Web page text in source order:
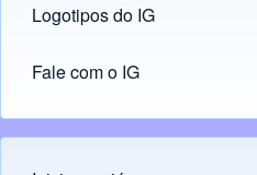
Logotipos do IG
(opens in new tab)
Fale com o IG